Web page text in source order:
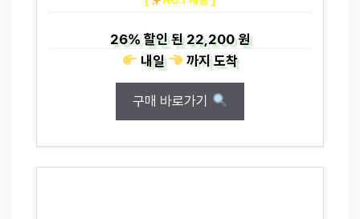
26%할인 된22,200 원
내일
까지도착
구매 바로가기